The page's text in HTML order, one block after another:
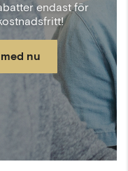
endast för
nu